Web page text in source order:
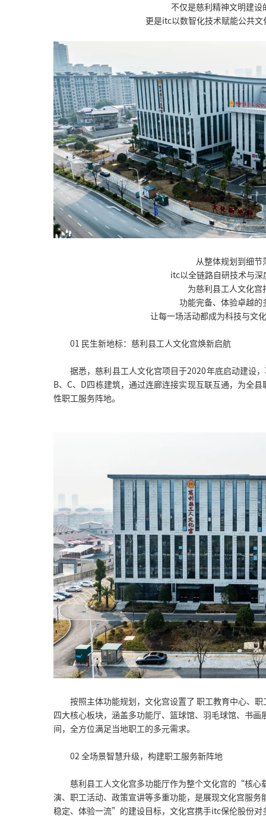
不仅是慈利精神文明建设
更是itc以数智化技术赋能公共
从整体规划到细节
itc以全链路自研技术与深
为慈利县工人文化宫
功能完备、体验卓越的
让每一场活动都成为科技与文
01 民生新地标：慈利县工人文化宫焕新启航
据悉，慈利县工人文化宫项目于2020年底启动建设
B、C、D四栋建筑，通过连廊连接实现互联互通，为全
性职工服务阵地。
按照主体功能规划，文化宫设置了 职工教育中心、
四大核心板块，涵盖多功能厅、篮球馆、羽毛球馆、书
间，全方位满足当地职工的多元需求。
02 全场景智慧升级，构建职工服务新阵地
慈利县工人文化宫多功能厅作为整个文化宫的“核
演、职工活动、政策宣讲等多重功能，是展现文化宫服
稳定、体验一流”的建设目标，文化宫携手itc保伦股份对